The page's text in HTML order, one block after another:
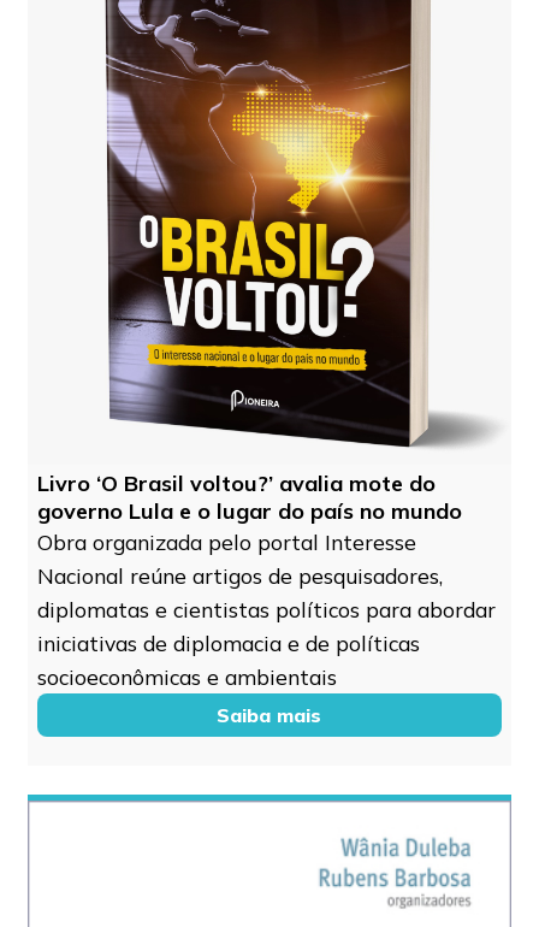
Livro ‘O Brasil voltou?’ avalia mote do
governo Lula e o lugar do país no mundo
Obra organizada pelo portal Interesse
Nacional reúne artigos de pesquisadores,
diplomatas e cientistas políticos para abordar
iniciativas de diplomacia e de políticas
socioeconômicas e ambientais
Saiba mais